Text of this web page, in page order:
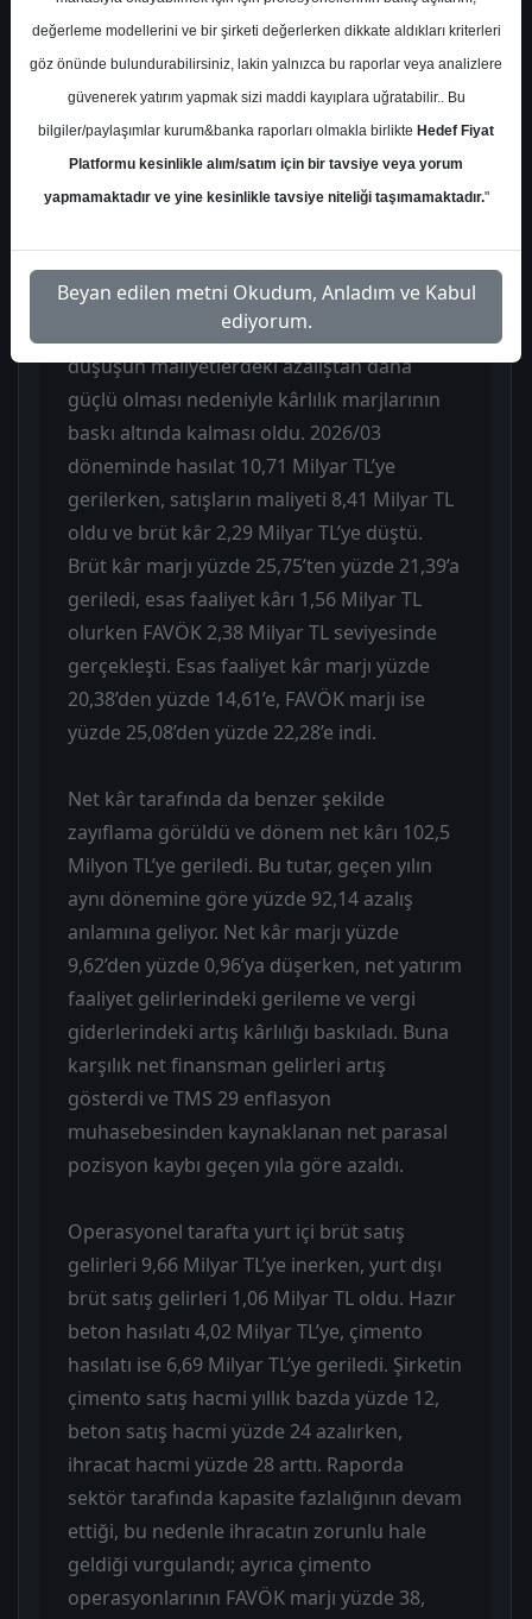
tavsiyesini TUT'tan AL'a çevirdi. Raporda
şirket için değerleme yöntemi olarak yüzde
100 ağırlıkla İNA kullanıldığı belirtildi. Buna
göre 153,60 Milyar TL civarında hedef
piyasa değerine ulaşıldı ve mevcut fiyata
göre yükseliş potansiyeli yüzde 26,38 olarak
hisse için daha olumlu bir görüşe geçti.
Raporun ana finansal mesajı, hasılattaki
düşüşün maliyetlerdeki azalıştan daha
güçlü olması nedeniyle kârlılık marjlarının
baskı altında kalması oldu. 2026/03
döneminde hasılat 10,71 Milyar TL’ye
gerilerken, satışların maliyeti 8,41 Milyar TL
oldu ve brüt kâr 2,29 Milyar TL’ye düştü.
Brüt kâr marjı yüzde 25,75’ten yüzde 21,39’a
geriledi, esas faaliyet kârı 1,56 Milyar TL
olurken FAVÖK 2,38 Milyar TL seviyesinde
gerçekleşti. Esas faaliyet kâr marjı yüzde
20,38’den yüzde 14,61’e, FAVÖK marjı ise
yüzde 25,08’den yüzde 22,28’e indi.
Net kâr tarafında da benzer şekilde
zayıflama görüldü ve dönem net kârı 102,5
Milyon TL’ye geriledi. Bu tutar, geçen yılın
aynı dönemine göre yüzde 92,14 azalış
anlamına geliyor. Net kâr marjı yüzde
9,62’den yüzde 0,96’ya düşerken, net yatırım
faaliyet gelirlerindeki gerileme ve vergi
giderlerindeki artış kârlılığı baskıladı. Buna
karşılık net finansman gelirleri artış
gösterdi ve TMS 29 enflasyon
muhasebesinden kaynaklanan net parasal
pozisyon kaybı geçen yıla göre azaldı.
Operasyonel tarafta yurt içi brüt satış
gelirleri 9,66 Milyar TL’ye inerken, yurt dışı
brüt satış gelirleri 1,06 Milyar TL oldu. Hazır
beton hasılatı 4,02 Milyar TL’ye, çimento
hasılatı ise 6,69 Milyar TL’ye geriledi. Şirketin
çimento satış hacmi yıllık bazda yüzde 12,
beton satış hacmi yüzde 24 azalırken,
ihracat hacmi yüzde 28 arttı. Raporda
sektör tarafında kapasite fazlalığının devam
ettiği, bu nedenle ihracatın zorunlu hale
geldiği vurgulandı; ayrıca çimento
operasyonlarının FAVÖK marjı yüzde 38,
değerleme modellerini ve bir şirketi değerlerken dikkate aldıkları kriterleri
göz önünde bulundurabilirsiniz, lakin yalnızca bu raporlar veya analizlere
güvenerek yatırım yapmak sizi maddi kayıplara uğratabilir.. Bu
bilgiler/paylaşımlar kurum&banka raporları olmakla birlikte Hedef Fiyat
Platformu kesinlikle alım/satım için bir tavsiye veya yorum
yapmamaktadır ve yine kesinlikle tavsiye niteliği taşımamaktadır."
Beyan edilen metni Okudum, Anladım ve Kabul
ediyorum.